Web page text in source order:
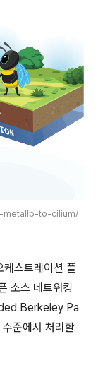
metallb-to-cilium/
스트레이션 플
소스 네트워킹
Berkeley Pa
준에서 처리할